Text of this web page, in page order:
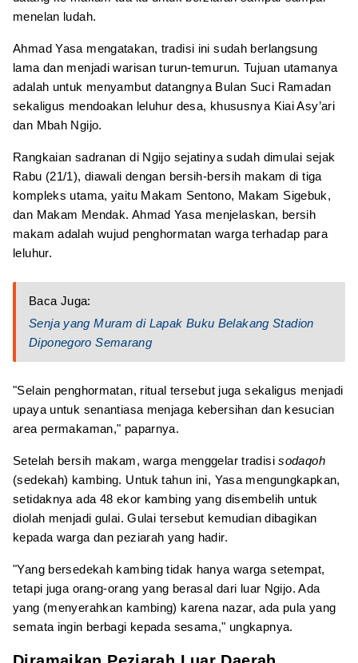
menelan ludah.
Ahmad Yasa mengatakan, tradisi ini sudah berlangsung
lama dan menjadi warisan turun-temurun. Tujuan utamanya
adalah untuk menyambut datangnya Bulan Suci Ramadan
sekaligus mendoakan leluhur desa, khususnya Kiai Asy’ari
dan Mbah Ngijo.
Rangkaian sadranan di Ngijo sejatinya sudah dimulai sejak
Rabu (21/1), diawali dengan bersih-bersih makam di tiga
kompleks utama, yaitu Makam Sentono, Makam Sigebuk,
dan Makam Mendak. Ahmad Yasa menjelaskan, bersih
makam adalah wujud penghormatan warga terhadap para
leluhur.
Baca Juga:
Senja yang Muram di Lapak Buku Belakang Stadion
Diponegoro Semarang
"Selain penghormatan, ritual tersebut juga sekaligus menjadi
upaya untuk senantiasa menjaga kebersihan dan kesucian
area permakaman," paparnya.
Setelah bersih makam, warga menggelar tradisisodaqoh
(sedekah) kambing. Untuk tahun ini, Yasa mengungkapkan,
setidaknya ada 48 ekor kambing yang disembelih untuk
diolah menjadi gulai. Gulai tersebut kemudian dibagikan
kepada warga dan peziarah yang hadir.
"Yang bersedekah kambing tidak hanya warga setempat,
tetapi juga orang-orang yang berasal dari luar Ngijo. Ada
yang (menyerahkan kambing) karena nazar, ada pula yang
semata ingin berbagi kepada sesama," ungkapnya.